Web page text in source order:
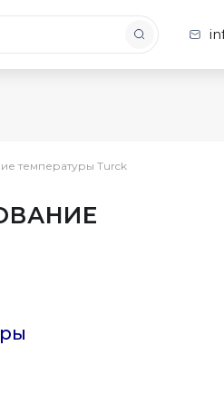
температуры Turck